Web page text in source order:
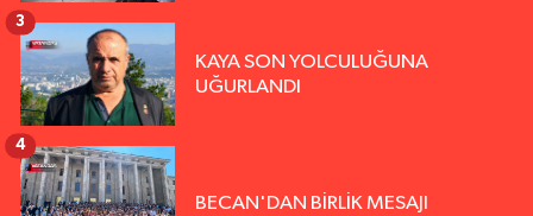
KAYA SON YOLCULUĞUNA
UĞURLANDI
3
BECAN'DAN BİRLİK MESAJI
4